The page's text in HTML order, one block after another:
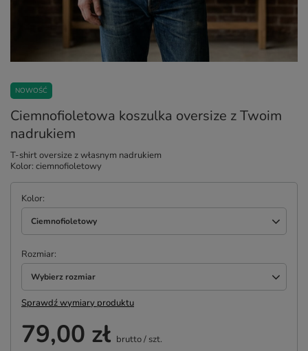
NOWOŚĆ
Ciemnofioletowa koszulka oversize z Twoim
nadrukiem
T-shirt oversize z własnym nadrukiem
Kolor: ciemnofioletowy
Kolor
Ciemnofioletowy
Rozmiar
Wybierz rozmiar
Sprawdź wymiary produktu
79,00 zł brutto/ szt.